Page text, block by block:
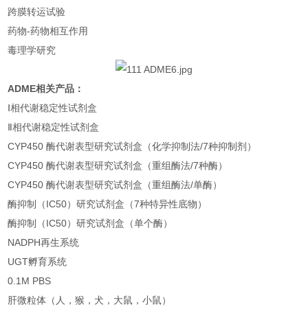
跨膜转运试验
药物-药物相互作用
毒理学研究
ADME相关产品：
Ⅰ相代谢稳定性试剂盒
Ⅱ相代谢稳定性试剂盒
CYP450 酶代谢表型研究试剂盒（化学抑制法/7种抑制剂）
CYP450 酶代谢表型研究试剂盒（重组酶法/7种酶）
CYP450 酶代谢表型研究试剂盒（重组酶法/单酶）
酶抑制（IC50）研究试剂盒（7种特异性底物）
酶抑制（IC50）研究试剂盒（单个酶）
NADPH再生系统
UGT孵育系统
0.1M PBS
肝微粒体（人，猴，犬，大鼠，小鼠）